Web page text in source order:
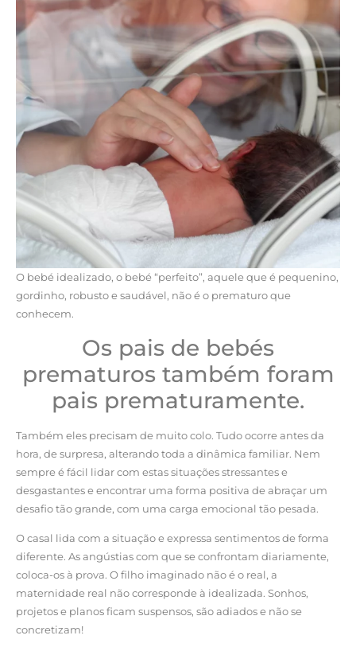
O bebé idealizado, o bebé “perfeito”, aquele que é pequenino,
gordinho, robusto e saudável, não é o prematuro que
conhecem.
Os pais de bebés
prematuros também foram
pais prematuramente.
Também eles precisam de muito colo. Tudo ocorre antes da
hora, de surpresa, alterando toda a dinâmica familiar. Nem
sempre é fácil lidar com estas situações stressantes e
desgastantes e encontrar uma forma positiva de abraçar um
desafio tão grande, com uma carga emocional tão pesada.
O casal lida com a situação e expressa sentimentos de forma
diferente. As angústias com que se confrontam diariamente,
coloca-os à prova. O filho imaginado não é o real, a
maternidade real não corresponde à idealizada. Sonhos,
projetos e planos ficam suspensos, são adiados e não se
concretizam!